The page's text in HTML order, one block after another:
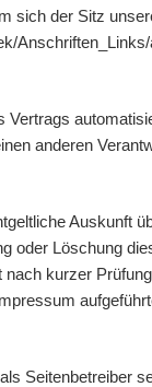
der Sitz
anderen
Auskunft
oder Löschung
kurzer
Seitenbetreiber